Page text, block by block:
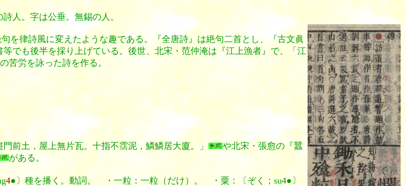
人。字は公垂。無錫の人。
律詩風に変えたような趣である。『全唐詩』は絶句二首とし、『古文眞
でも後半を採り上げている。後世、北宋・范仲淹は『江上漁者』で、「江
苦労を詠った詩を作る。
前土，屋上無片瓦。十指不霑泥，鱗鱗居大廈。」
や北宋・張愈の『蠶
がある。
4●〕種を播く。動詞。 ・一粒：一粒（だけ）。 ・粟：〔ぞく；su4●〕